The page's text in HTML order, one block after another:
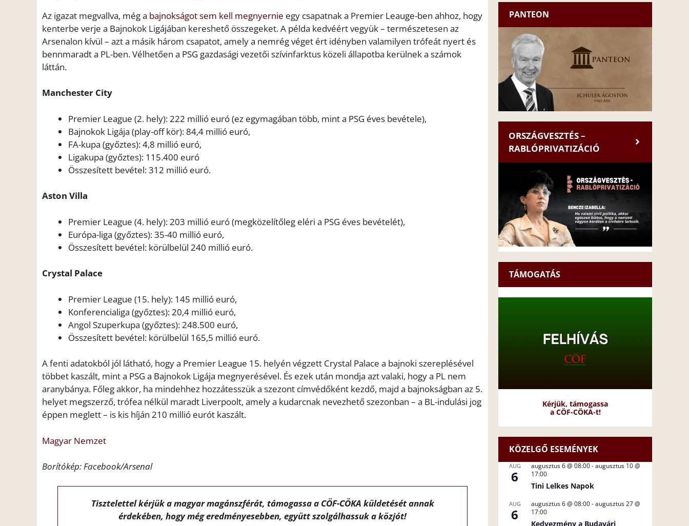
Az igazat megvallva, még a bajnokságot sem kell megnyernie egy csapatnak a Premier Leauge-ben ahhoz, hogy
kenterbe verje a Bajnokok Ligájában kereshető összegeket. A példa kedvéért vegyük – természetesen az
Arsenalon kívül – azt a másik három csapatot, amely a nemrég véget ért idényben valamilyen trófeát nyert és
bennmaradt a PL-ben. Vélhetően a PSG gazdasági vezetői szívinfarktus közeli állapotba kerülnek a számok
láttán.
Manchester City
Premier League (2. hely): 222 millió euró (ez egymagában több, mint a PSG éves bevétele),
Bajnokok Ligája (play-off kör): 84,4 millió euró,
FA-kupa (győztes): 4,8 millió euró,
Ligakupa (győztes): 115.400 euró
Összesített bevétel: 312 millió euró.
Aston Villa
Premier League (4. hely): 203 millió euró (megközelítőleg eléri a PSG éves bevételét),
Európa-liga (győztes): 35-40 millió euró,
Összesített bevétel: körülbelül 240 millió euró.
Crystal Palace
Premier League (15. hely): 145 millió euró,
Konferencialiga (győztes): 20,4 millió euró,
Angol Szuperkupa (győztes): 248.500 euró,
Összesített bevétel: körülbelül 165,5 millió euró.
A fenti adatokból jól látható, hogy a Premier League 15. helyén végzett Crystal Palace a bajnoki szereplésével
többet kaszált, mint a PSG a Bajnokok Ligája megnyerésével. És ezek után mondja azt valaki, hogy a PL nem
aranybánya. Főleg akkor, ha mindehhez hozzátesszük a szezont címvédőként kezdő, majd a bajnokságban az 5.
helyet megszerző, trófea nélkül maradt Liverpoolt, amely a kudarcnak nevezhető szezonban – a BL-indulási jog
éppen meglett – is kis híján 210 millió eurót kaszált.
Magyar Nemzet
Borítókép: Facebook/Arsenal
Tisztelettel kérjük a magyar magánszférát, támogassa a CÖF-CÖKA küldetését annak
érdekében, hogy még eredményesebben, együtt szolgálhassuk a közjót!
PANTEON
ORSZÁGVESZTÉS –
RABLÓPRIVATIZÁCIÓ
TÁMOGATÁS
Kérjük, támogassa
a CÖF-CÖKA-t!
KÖZELGŐ ESEMÉNYEK
AUG
6
augusztus 6 @ 08:00-augusztus 10 @
17:00
Tini Lelkes Napok
AUG
6
augusztus 6 @ 08:00-augusztus 27 @
17:00
Kedvezmény a Budavári